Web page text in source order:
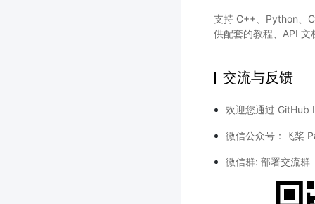
支持 C++、Python、
供配套的教程、API 文
交流与反馈
欢迎您通过 GitHub
微信公众号：飞桨
微信群: 部署交流群